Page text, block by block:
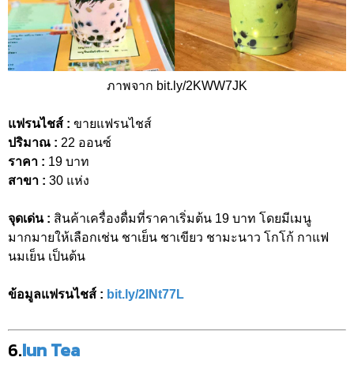
ภาพจาก bit.ly/2KWW7JK
แฟรนไชส์ : ขายแฟรนไชส์
ปริมาณ : 22 ออนซ์
ราคา : 19 บาท
สาขา : 30 แห่ง
จุดเด่น : สินค้าเครื่องดื่มที่ราคาเริ่มต้น 19 บาท โดยมีเมนู
มากมายให้เลือกเช่น ชาเย็น ชาเขียว ชามะนาว โกโก้ กาแฟ
นมเย็น เป็นต้น
ข้อมูลแฟรนไชส์ : bit.ly/2INt77L
6.Iun Tea